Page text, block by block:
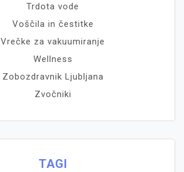
Trdota vode
Voščila in čestitke
Vrečke za vakuumiranje
Wellness
Zobozdravnik Ljubljana
Zvočniki
TAGI